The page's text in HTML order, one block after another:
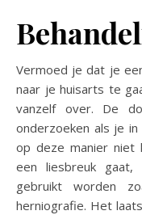
Vermoed je dat je
naar je huisarts te
vanzelf over. De
onderzoeken als je
op deze manier niet
een liesbreuk gaat,
gebruikt worden
herniografie. Het